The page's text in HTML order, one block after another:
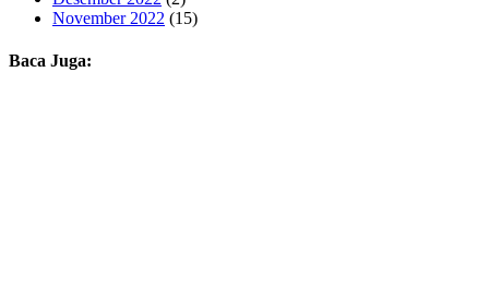
November 2022 (15)
Baca Juga: